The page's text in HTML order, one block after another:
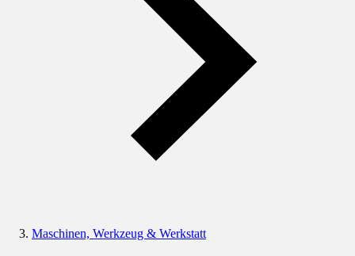
Maschinen, Werkzeug & Werkstatt